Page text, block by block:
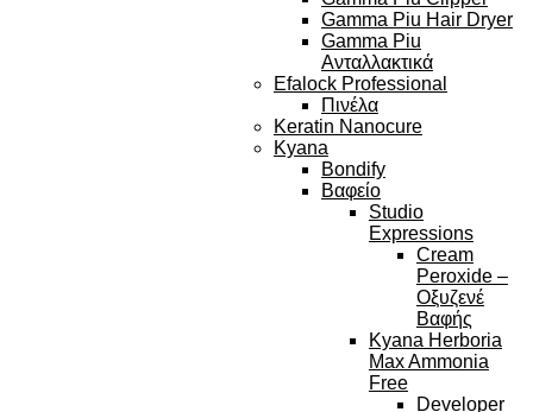
Gamma Piu Hair Dryer
Gamma Piu
Ανταλλακτικά
Efalock Professional
Πινέλα
Keratin Nanocure
Kyana
Bondify
Βαφείο
Studio
Expressions
Cream
Peroxide –
Οξυζενέ
Βαφής
Kyana Herboria
Max Ammonia
Free
Developer